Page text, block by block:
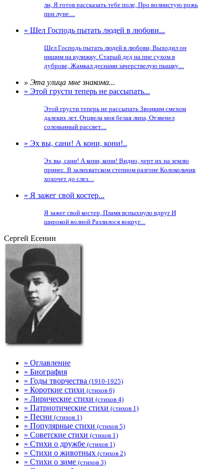
ли, Я готов рассказать тебе поле, Про волнистую рожь
при луне....
» Шел Господь пытать людей в любови...
Шел Господь пытать людей в любови, Выходил он
нищим на кулижку. Старый дед на пне сухом в
дуброве, Жамкал деснами зачерствелую пышку....
» Эта улица мне знакома...
» Этой грусти теперь не рассыпать...
Этой грусти теперь не рассыпать Звонким смехом
далеких лет. Отцвела моя белая липа, Отзвенел
соловьиный рассвет....
» Эх вы, сани! А кони, кони!..
Эх вы, сани! А кони, кони! Видно, черт их на землю
принес. В залихватском степном разгоне Колокольчик
хохочет до слез....
» Я зажег свой костер...
Я зажег свой костер, Пламя вспыхнуло вдруг И
широкой волной Разлилося вокруг....
Сергей Есенин
» Оглавление
» Биография
» Годы творчества (1910-1925)
» Короткие стихи (стихов 6)
» Лирические стихи (стихов 4)
» Патриотические стихи (стихов 1)
» Песни (стихов 1)
» Популярные стихи (стихов 5)
» Советские стихи (стихов 1)
» Стихи о дружбе (стихов 1)
» Стихи о животных (стихов 2)
» Стихи о зиме (стихов 3)